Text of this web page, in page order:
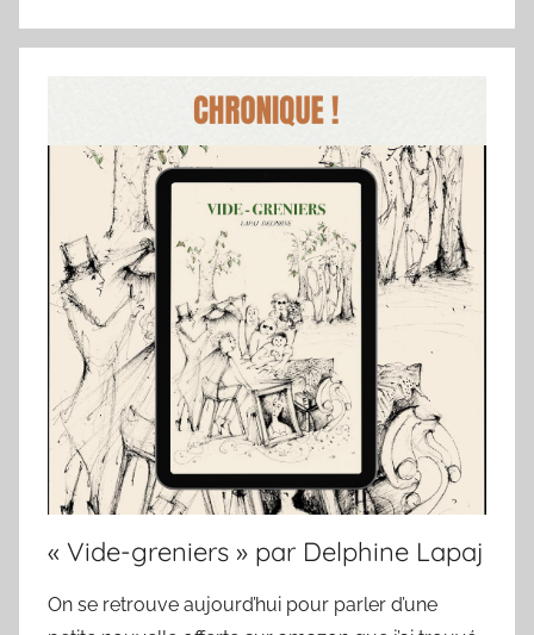
« Vide-greniers » par Delphine Lapaj
On se retrouve aujourd’hui pour parler d’une